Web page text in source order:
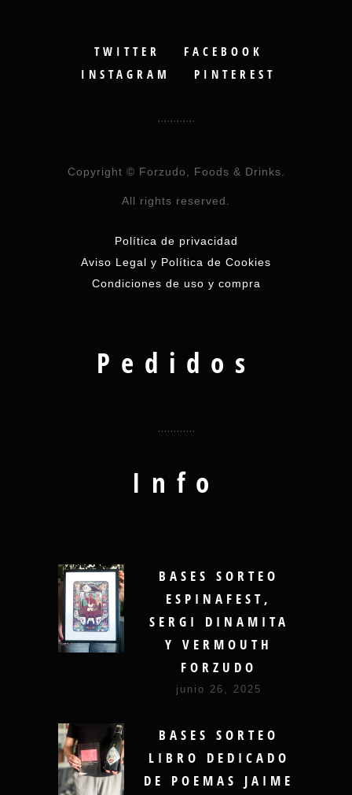
TWITTER
FACEBOOK
INSTAGRAM
PINTEREST
Copyright © Forzudo, Foods & Drinks.
All rights reserved.
Política de privacidad
Aviso Legal y Política de Cookies
Condiciones de uso y compra
Pedidos
Info
BASES SORTEO
ESPINAFEST,
SERGI DINAMITA
Y VERMOUTH
FORZUDO
junio 26, 2025
BASES SORTEO
LIBRO DEDICADO
DE POEMAS JAIME